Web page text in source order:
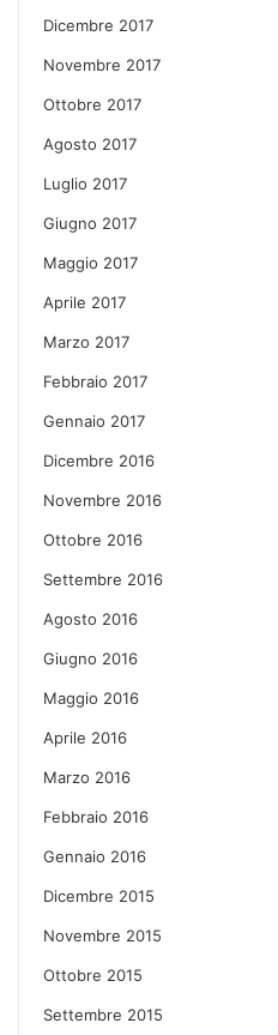
Dicembre 2017
Novembre 2017
Ottobre 2017
Agosto 2017
Luglio 2017
Giugno 2017
Maggio 2017
Aprile 2017
Marzo 2017
Febbraio 2017
Gennaio 2017
Dicembre 2016
Novembre 2016
Ottobre 2016
Settembre 2016
Agosto 2016
Giugno 2016
Maggio 2016
Aprile 2016
Marzo 2016
Febbraio 2016
Gennaio 2016
Dicembre 2015
Novembre 2015
Ottobre 2015
Settembre 2015